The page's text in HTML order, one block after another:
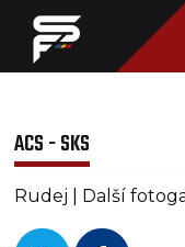
ACS - SKS
Rudej | Další